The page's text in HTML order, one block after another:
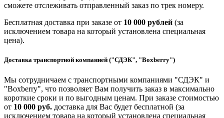
сможете отслеживать отправленный заказ по трек номеру.
Бесплатная доставка при заказе от 10 000 рублей (за
исключением товара на который установлена специальная
цена).
Доставка транспортной компанией ("СДЭК", "Boxberry")
Мы сотрудничаем с транспортными компаниями "СДЭК" и
"Boxberry", что позволяет Вам получить заказ в максимально
короткие сроки и по выгодным ценам. При заказе стоимостью
от 10 000 руб. доставка для Вас будет бесплатной (за
исключением товара на который установлена специальная